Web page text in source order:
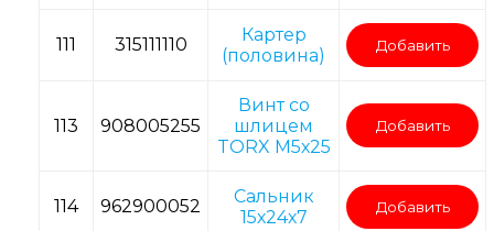
111 315111110
Картер
(половина)
Добавить
113 908005255
Винт со
шлицем
TORX M5х25
Добавить
114 962900052
Сальник
15х24х7
Добавить